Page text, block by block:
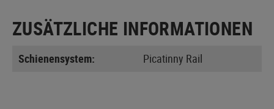
ZUSÄTZLICHE INFORMATIONEN
Schienensystem: Picatinny Rail